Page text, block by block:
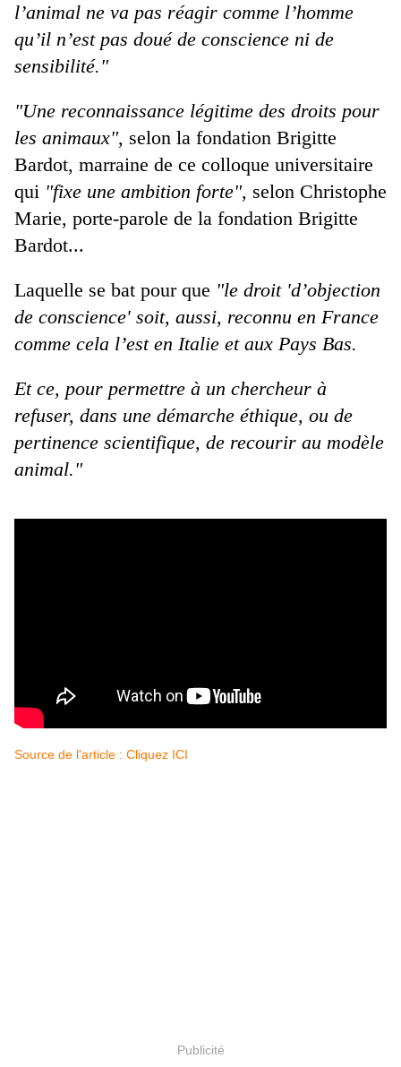
l’animal ne va pas réagir comme l’homme
qu’il n’est pas doué de conscience ni de
sensibilité."
"Une reconnaissance légitime des droits pour
les animaux", selon la fondation Brigitte
Bardot, marraine de ce colloque universitaire
qui "fixe une ambition forte", selon Christophe
Marie, porte-parole de la fondation Brigitte
Bardot...
Laquelle se bat pour que "le droit 'd’objection
de conscience' soit, aussi, reconnu en France
comme cela l’est en Italie et aux Pays Bas.
Et ce, pour permettre à un chercheur à
refuser, dans une démarche éthique, ou de
pertinence scientifique, de recourir au modèle
animal."
Source de l'article : Cliquez ICI
Publicité